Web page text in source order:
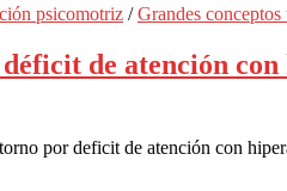
psicomotriz /Grandes conceptos
de atención
por deficit de atención con